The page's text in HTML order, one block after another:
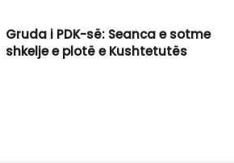
Gruda i PDK-së: Seanca e sotme
shkelje e plotë e Kushtetutës